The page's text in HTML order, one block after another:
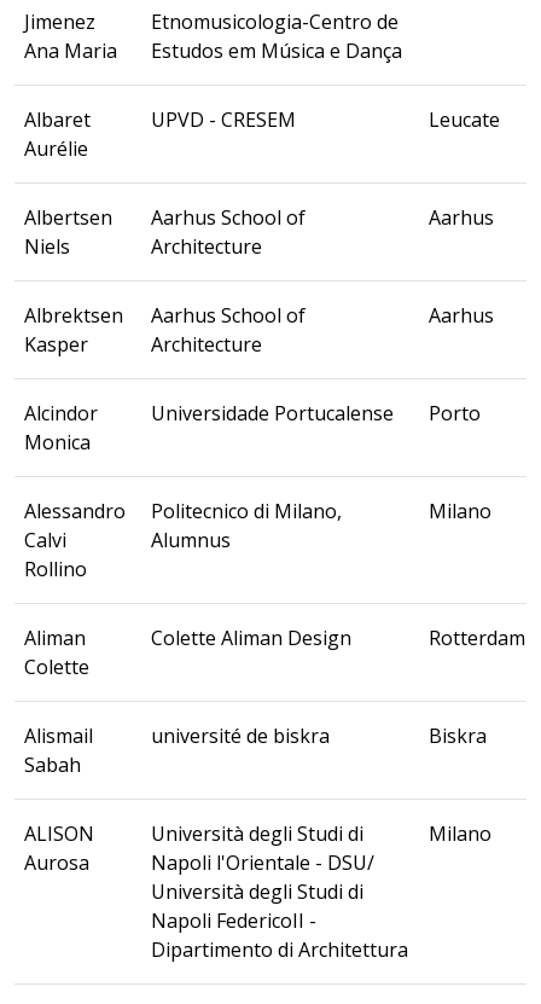
Jimenez
Ana Maria
Etnomusicologia-Centro de
Estudos em Música e Dança
Albaret
Aurélie
UPVD - CRESEM Leucate
Albertsen
Niels
Aarhus School of
Architecture
Aarhus
Albrektsen
Kasper
Aarhus School of
Architecture
Aarhus
Alcindor
Monica
Universidade Portucalense Porto
Alessandro
Calvi
Rollino
Politecnico di Milano,
Alumnus
Milano
Aliman
Colette
Colette Aliman Design Rotterdam
Alismail
Sabah
université de biskra Biskra
ALISON
Aurosa
Università degli Studi di
Napoli l'Orientale - DSU/
Università degli Studi di
Napoli FedericoII -
Dipartimento di Architettura
Milano